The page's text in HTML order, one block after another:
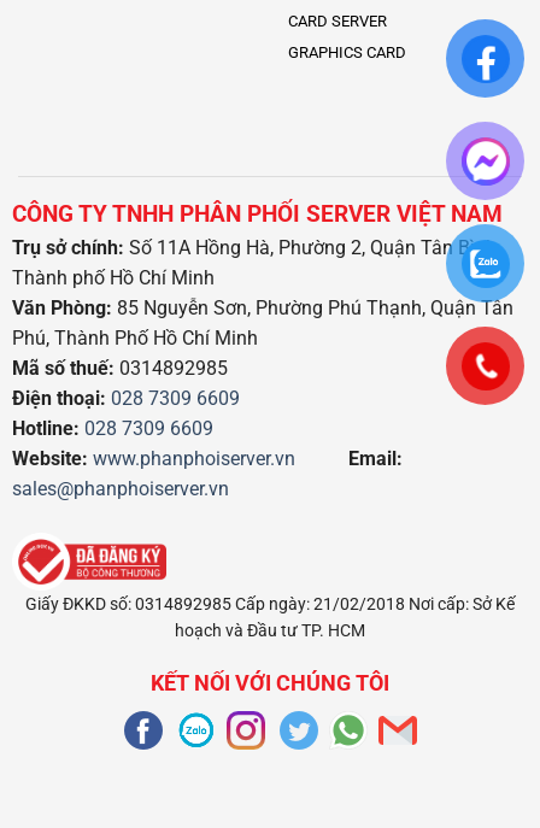
CARD SERVER
GRAPHICS CARD
CÔNG TY TNHH PHÂN PHỐI SERVER VIỆT NAM
Trụ sở chính: Số 11A Hồng Hà, Phường 2, Quận Tân Bình,
Thành phố Hồ Chí Minh
Văn Phòng: 85 Nguyễn Sơn, Phường Phú Thạnh, Quận Tân
Phú, Thành Phố Hồ Chí Minh
Mã số thuế: 0314892985
Điện thoại: 028 7309 6609
Hotline: 028 7309 6609
Website: www.phanphoiserver.vn
Email:
sales@phanphoiserver.vn
Giấy ĐKKD số: 0314892985 Cấp ngày: 21/02/2018 Nơi cấp: Sở Kế
hoạch và Đầu tư TP. HCM
KẾT NỐI VỚI CHÚNG TÔI